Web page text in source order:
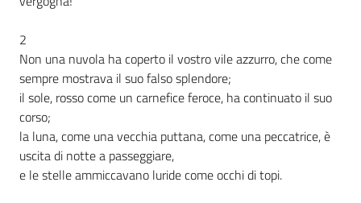
Per i cittadini
2
Non una nuvola ha coperto il vostro vile azzurro, che come
sempre mostrava il suo falso splendore;
il sole, rosso come un carnefice feroce, ha continuato il suo
corso;
la luna, come una vecchia puttana, come una peccatrice, è
uscita di notte a passeggiare,
e le stelle ammiccavano luride come occhi di topi.